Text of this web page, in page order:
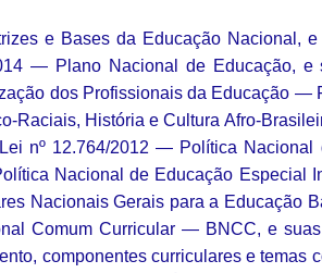
e Bases da Educação Nacional,
— Plano Nacional de Educação, e
dos Profissionais da Educação —
Raciais, História e Cultura Afro-
nº 12.764/2012 — Política Nacional
Nacional de Educação Especial
Nacionais Gerais para a Educação
Comum Curricular — BNCC, e
componentes curriculares e temas